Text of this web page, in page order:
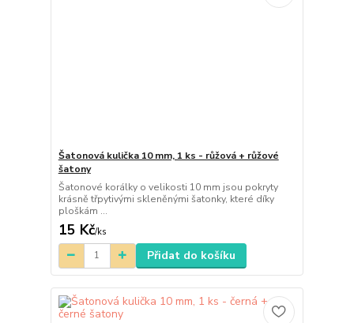
Šatonová kulička 10 mm, 1 ks - růžová + růžové
šatony
Šatonové korálky o velikosti 10 mm jsou pokryty
krásně třpytivými skleněnými šatonky, které díky
ploškám ...
15 Kč/ks
Přidat do košíku